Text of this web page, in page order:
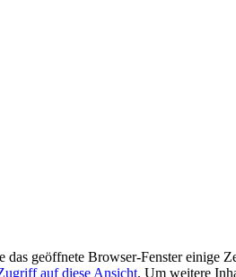
geöffnete Browser-Fenster einige
auf diese Ansicht. Um weitere